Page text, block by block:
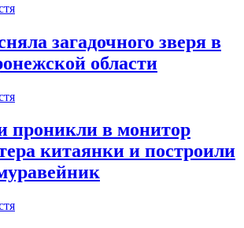
загадочного зверя в
области
проникли в монитор
китаянки и построили